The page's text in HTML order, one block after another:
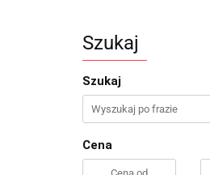
Szukaj
Szukaj
Cena